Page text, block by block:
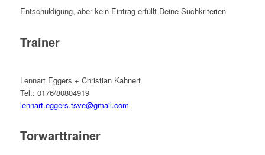
Entschuldigung, aber kein Eintrag erfüllt Deine Suchkriterien
Trainer
Lennart Eggers + Christian Kahnert
Tel.: 0176/80804919
lennart.eggers.tsve@gmail.com
Torwarttrainer